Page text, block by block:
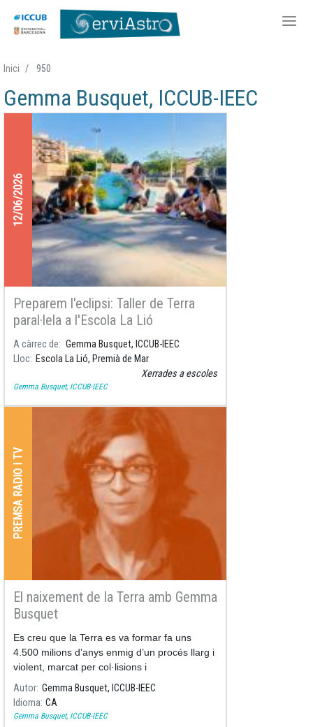
contingut
Inici 950
Gemma Busquet, ICCUB-IEEC
12/06/2026
Preparem l'eclipsi: Taller de Terra
paral·lela a l'Escola La Lió
A càrrec de
Gemma Busquet, ICCUB-IEEC
Lloc Escola La Lió, Premià de Mar
Xerrades a escoles
Gemma Busquet, ICCUB-IEEC
PREMSA RADIO I TV
El naixement de la Terra amb Gemma
Busquet
Es creu que la Terra es va formar fa uns
4.500 milions d’anys enmig d’un procés llarg i
violent, marcat per col·lisions i
transformacions extremes.
Autor Gemma Busquet, ICCUB-IEEC
Idioma CA
Gemma Busquet, ICCUB-IEEC